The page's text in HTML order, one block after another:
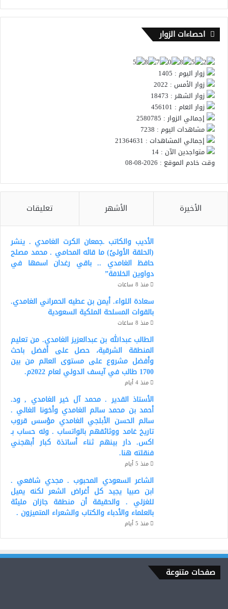
احصاءات الزوار
زوار اليوم : 1405
زوار الأمس : 2022
زوار الشهر : 18473
زوار العام : 456101
إجمالي الزوار : 2580785
مشاهدات اليوم : 7238
إجمالي المشاهدات : 21364631
متواجدين الآن : 14
وقت خادم الموقع : 2026-08-08
الأخيرة الأشهر تعليقات
الأديب والكاتب .جمعان الكرت الغامدي . ينشر
(الحلقة الأولىً) ما قاله المحامي . محمد مصلح
حافظ الغامدي .. باقي رغدان اسمها في
دواوين الخلافة”
منذ 8 ساعات
سعادة اللواء. أيمن بن عطيه الحمراني الغامدي.
بالقوات المسلحة الملكية السعودية
منذ 8 ساعات
الطالب عبدالله بن عبدالعزيز الغامدي. من تعليم
المنطقة الشرقية، حصل على أفضل باحث
وأفضل مشروع على مستوى العالم من بين
1700 طالب في آيسف الدولي لعام 2022م.
منذ 4 أيام
الأستاذ القدير . محمد آل خير الغامدي , ود.
أحمد بن محمد سالم الغامدي وأخونا الغالي .
سالم الحسن الأبلجي الغامدي مؤسس قروب
تاريخ غامد ووثائقهم بالواتساب . وله حساب بـ
اكس. دار بينهم ثناء أساتذة كبار أبهجني
فنقلته هنا.
منذ 5 أيام
الشاعر السعودي المحبوب . مجدي شافعي .
ابن صبيا يجيد كل أغراض الشعر لكنه يميل
للغزلي . والحقيقة أن منطقة جازان مليئة
بالعلماء والأدباء والكتاب والشعراء المتميزون .
منذ 5 أيام
صفحات متنوعة